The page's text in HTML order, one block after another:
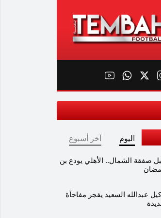
اليوم آخر أسبوع
صفقة الشمال.. الأهلي يودع بن
عبدالله السعيد يفجر مفاجأة